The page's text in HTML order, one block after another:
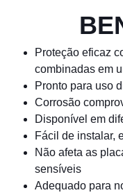
Proteção eficaz
combinadas em
Pronto para uso
Corrosão
Disponível em
Fácil de instalar,
Não afeta as
sensíveis
Adequado para